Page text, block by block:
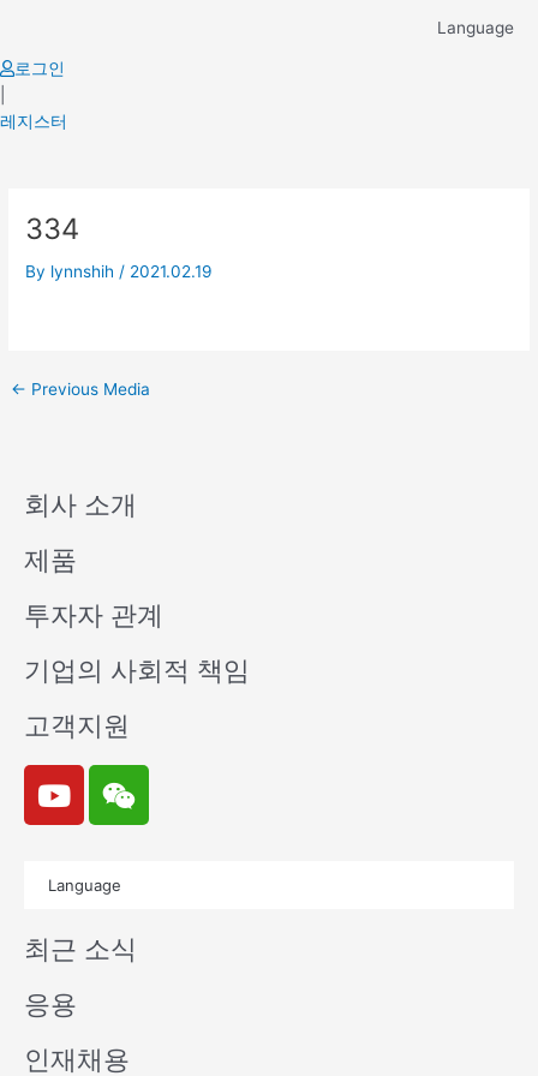
content
Language
로그인
레지스터
334
By lynnshih / 2021.02.19
navigation
← Previous Media
회사 소개
제품
투자자 관계
기업의 사회적 책임
고객지원
Y
o
u
e
W
e
i
n
Language
최근 소식
응용
인재채용